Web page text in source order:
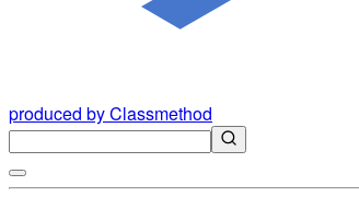
produced by Classmethod